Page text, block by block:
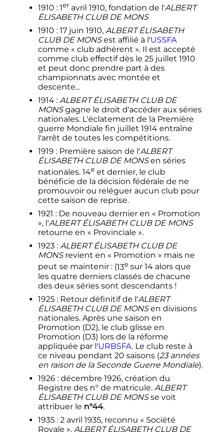
1910 : 1eravril 1910, fondation de l'ALBERT
ÉLISABETH CLUB DE MONS
1910 : 17 juin 1910, ALBERT ÉLISABETH
CLUB DE MONSest affilié à l'USSFA
comme « club adhérent ». Il est accepté
comme club effectif dès le 25 juillet 1910
et peut donc prendre part à des
championnats avec montée et
descente...
1914 : ALBERT ÉLISABETH CLUB DE
MONSgagne le droit d'accéder aux séries
nationales. L'éclatement de la Première
guerre Mondiale fin juillet 1914 entraîne
l'arrêt de toutes les compétitions.
1919 : Première saison de l'ALBERT
ÉLISABETH CLUB DE MONSen séries
nationales. 14eet dernier, le club
bénéficie de la décision fédérale de ne
promouvoir ou reléguer aucun club pour
cette saison de reprise.
1921 : De nouveau dernier en « Promotion
», l 'ALBERT ÉLISABETH CLUB DE MONS
retourne en « Provinciale ».
1923 : ALBERT ÉLISABETH CLUB DE
MONSrevient en « Promotion » mais ne
peut se maintenir : (13esur 14 alors que
les quatre derniers classés de chacune
des deux séries sont descendants !
1925 : Retour définitif de l'ALBERT
ÉLISABETH CLUB DE MONSen divisions
nationales. Après une saison en
Promotion (D2), le club glisse en
Promotion (D3) lors de la réforme
appliquée par l'URBSFA. Le club reste à
ce niveau pendant 20 saisons (23 années
en raison de la Seconde Guerre Mondiale).
1926 : décembre 1926, création du
Registre des n° de matricule. ALBERT
ÉLISABETH CLUB DE MONSse voit
attribuer le n°44.
1935 : 2 avril 1935, reconnu « Société
Royale », ALBERT ÉLISABETH CLUB DE